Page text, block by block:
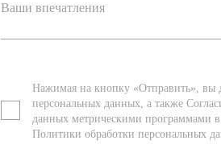
Ваши впечатления
Нажимая на кнопку «Отправить», вы
персональных данных, а также
данных метрическими программами
Политики обработки персональных